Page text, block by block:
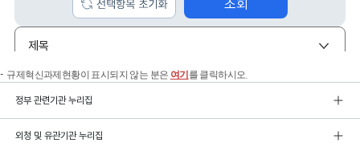
규제혁신과제현황이 표시되지 않는 분은 여기 를 클릭하시오.
정부 관련기관 누리집
외청 및 유관기관 누리집